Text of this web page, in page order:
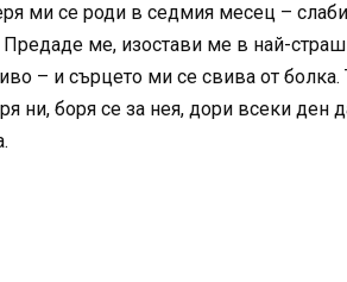
ми се роди в седмия месец –
ме, изостави ме в най-
– и сърцето ми се свива от болка.
ни, боря се за нея, дори всеки ден